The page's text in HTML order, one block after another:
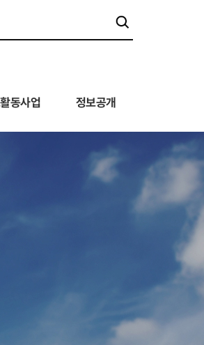
동사업 정보공개